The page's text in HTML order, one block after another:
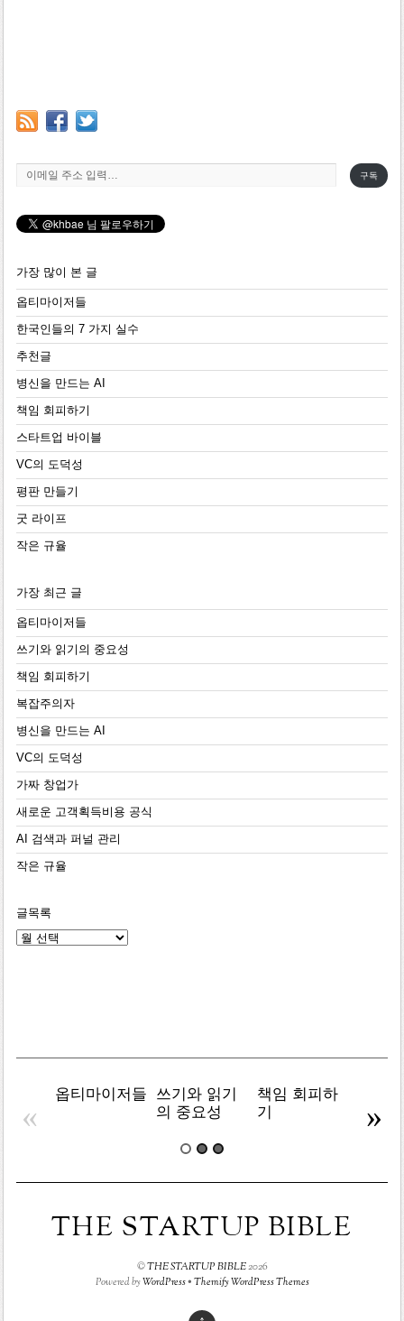
이메일 주소 입력…
구독
가장 많이 본 글
옵티마이저들
한국인들의 7 가지 실수
추천글
병신을 만드는 AI
책임 회피하기
스타트업 바이블
VC의 도덕성
평판 만들기
굿 라이프
작은 규율
가장 최근 글
옵티마이저들
쓰기와 읽기의 중요성
책임 회피하기
복잡주의자
병신을 만드는 AI
VC의 도덕성
가짜 창업가
새로운 고객획득비용 공식
AI 검색과 퍼널 관리
작은 규율
글목록
글
옵티마이저들
쓰기와 읽기
의 중요성
책임 회피하
기
« »
THE STARTUP BIBLE
©THE STARTUP BIBLE2026
Powered byWordPress•Themify WordPress Themes